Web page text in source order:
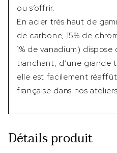
ou s’offrir.
En acier très haut de
de carbone, 15% de
1% de vanadium) dispose
tranchant, d’une grande
elle est facilement
française dans nos
Détails produit